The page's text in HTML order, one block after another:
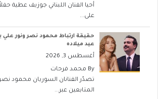
أحيا الفنان اللبناني جوزيف عطية حفلاً
على...
حقيقة ارتباط محمود نصر ونور
عيد ميلاده
أغسطس 3, 2026
By محمد فرحات
تصدّر الفنانان السوريان محمود
المتابعين عبر...